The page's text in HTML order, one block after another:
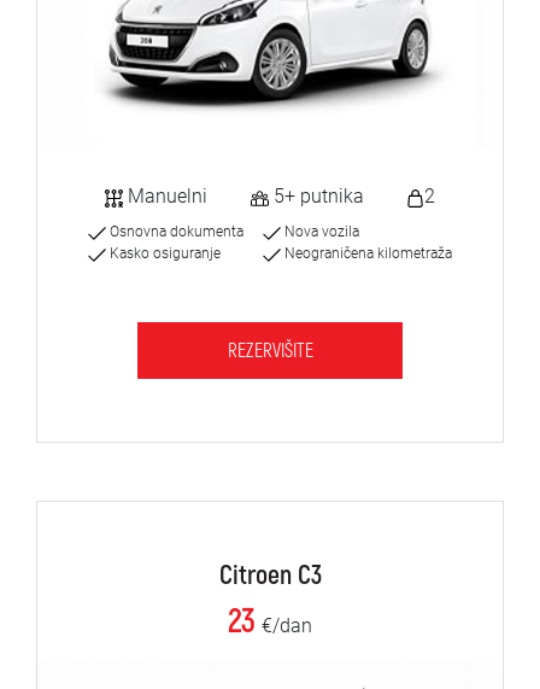
Manuelni 5+ putnika 2
Osnovna dokumenta
Kasko osiguranje
Nova vozila
Neograničena kilometraža
REZERVIŠITE
Citroen C3
23 €/dan